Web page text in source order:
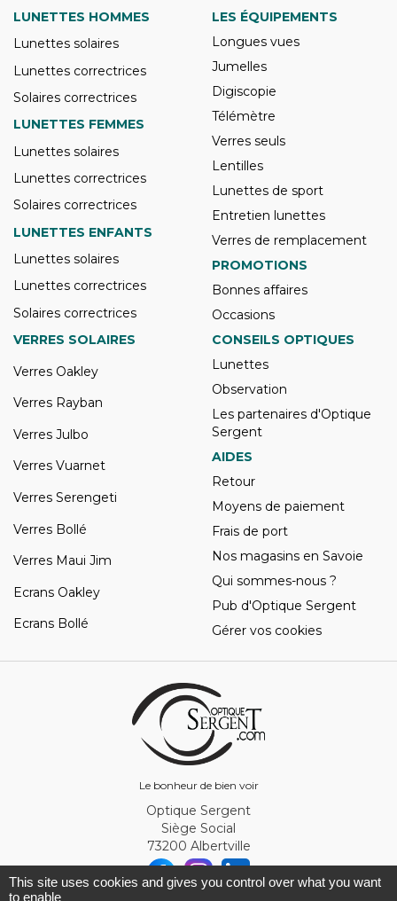
Le bonheur de bien voir
LUNETTES HOMMES
Lunettes solaires
Lunettes correctrices
Solaires correctrices
LUNETTES FEMMES
Lunettes solaires
Lunettes correctrices
Solaires correctrices
LUNETTES ENFANTS
Lunettes solaires
Lunettes correctrices
Solaires correctrices
LES ÉQUIPEMENTS
Longues vues
Jumelles
Digiscopie
Télémètre
Verres seuls
Lentilles
Lunettes de sport
Entretien lunettes
Verres de remplacement
PROMOTIONS
Bonnes affaires
Occasions
VERRES SOLAIRES
Verres Oakley
Verres Rayban
Verres Julbo
Verres Vuarnet
Verres Serengeti
Verres Bollé
Verres Maui Jim
Ecrans Oakley
Ecrans Bollé
CONSEILS OPTIQUES
Lunettes
Observation
Les partenaires d'Optique
Sergent
AIDES
Retour
Moyens de paiement
Frais de port
Nos magasins en Savoie
Qui sommes-nous ?
Pub d'Optique Sergent
Gérer vos cookies
Optique Sergent
Siège Social
73200 Albertville
This site uses cookies and gives you control over what you want
to enable